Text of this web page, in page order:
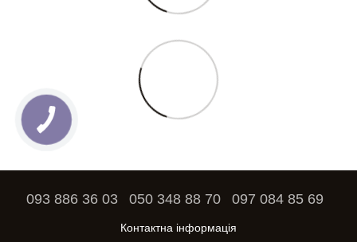
093 886 36 03 050 348 88 70 097 084 85 69
Контактна інформація